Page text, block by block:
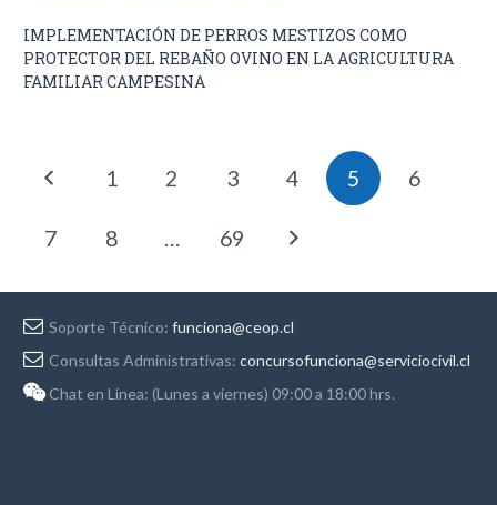
IMPLEMENTACIÓN DE PERROS MESTIZOS COMO
PROTECTOR DEL REBAÑO OVINO EN LA AGRICULTURA
FAMILIAR CAMPESINA
1 2 3 4 5 6
7 8 … 69
Soporte Técnico: funciona@ceop.cl
Consultas Administrativas: concursofunciona@serviciocivil.cl
Chat en Línea: (Lunes a viernes) 09:00 a 18:00 hrs.